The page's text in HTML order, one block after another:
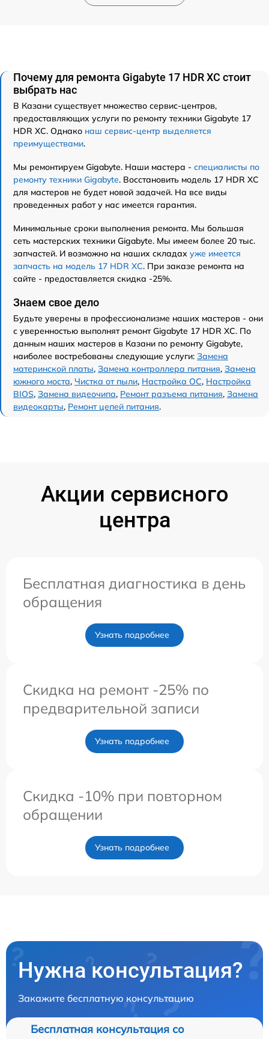
Почему для ремонта Gigabyte 17 HDR XC стоит
выбрать нас
В Казани существует множество сервис-центров,
предоставляющих услуги по ремонту техники Gigabyte 17
HDR XC. Однако наш сервис-центр выделяется
преимуществами.
Мы ремонтируем Gigabyte. Наши мастера - специалисты по
ремонту техники Gigabyte. Восстановить модель 17 HDR XC
для мастеров не будет новой задачей. На все виды
проведенных работ у нас имеется гарантия.
Минимальные сроки выполнения ремонта. Мы большая
сеть мастерских техники Gigabyte. Мы имеем более 20 тыс.
запчастей. И возможно на наших складах уже имеется
запчасть на модель 17 HDR XC. При заказе ремонта на
сайте - предоставляется скидка -25%.
Знаем свое дело
Будьте уверены в профессионализме наших мастеров - они
с уверенностью выполнят ремонт Gigabyte 17 HDR XC. По
данным наших мастеров в Казани по ремонту Gigabyte,
наиболее востребованы следующие услуги: Замена
материнской платы, Замена контроллера питания, Замена
южного моста, Чистка от пыли, Настройка ОС, Настройка
BIOS, Замена видеочипа, Ремонт разъема питания, Замена
видеокарты, Ремонт цепей питания.
Акции сервисного
центра
Бесплатная диагностика в день
обращения
Узнать подробнее
Скидка на ремонт -25% по
предварительной записи
Узнать подробнее
Скидка -10% при повторном
обращении
Узнать подробнее
Нужна консультация?
Закажите бесплатную консультацию
Бесплатная консультация со